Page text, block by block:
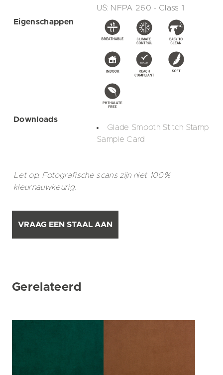
US: NFPA 260 - Class 1
Eigenschappen
Downloads
Glade Smooth Stitch Stamp
Sample Card
Let op: Fotografische scans zijn niet 100%
kleurnauwkeurig.
VRAAG EEN STAAL AAN
Gerelateerd